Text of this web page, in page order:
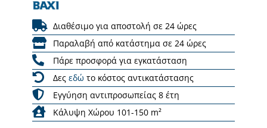
Διαθέσιμο για αποστολή σε 24 ώρες
Παραλαβή από κατάστημα σε 24 ώρες
Πάρε προσφορά για εγκατάσταση
Δες εδώ το κόστος αντικατάστασης
Εγγύηση αντιπροσωπείας 8 έτη
Κάλυψη Χώρου 101-150 m²